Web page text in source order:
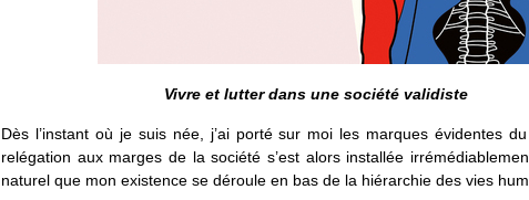
Vivre et lutter dans une société validiste
Dès l’instant où je suis née, j’ai porté sur moi les marques évidentes
relégation aux marges de la société s’est alors installée
naturel que mon existence se déroule en bas de la hiérarchie des vies